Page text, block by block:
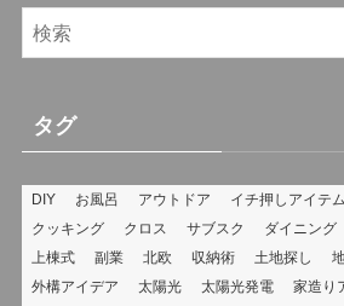
タグ
DIY お風呂 アウトドア イチ押しアイテム
クッキング
クロス サブスク ダイニング
上棟式
副業 北欧 収納術 土地探し
外構アイデア
太陽光 太陽光発電
家造り